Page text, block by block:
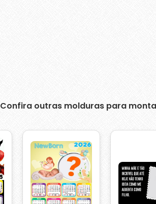
Confira outras molduras para